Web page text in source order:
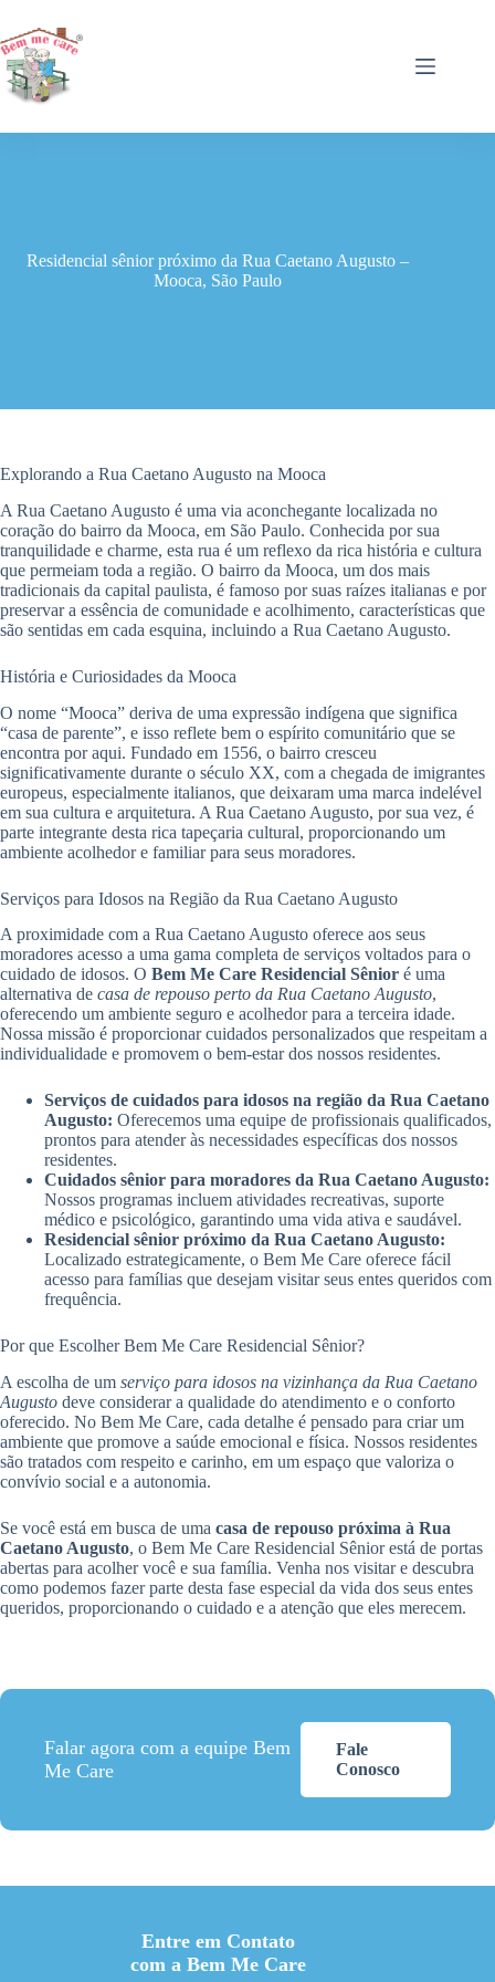
para
o
conteúdo
Residencial sênior próximo da Rua Caetano Augusto –
Mooca, São Paulo
Explorando a Rua Caetano Augusto na Mooca
A Rua Caetano Augusto é uma via aconchegante localizada no
coração do bairro da Mooca, em São Paulo. Conhecida por sua
tranquilidade e charme, esta rua é um reflexo da rica história e cultura
que permeiam toda a região. O bairro da Mooca, um dos mais
tradicionais da capital paulista, é famoso por suas raízes italianas e por
preservar a essência de comunidade e acolhimento, características que
são sentidas em cada esquina, incluindo a Rua Caetano Augusto.
História e Curiosidades da Mooca
O nome “Mooca” deriva de uma expressão indígena que significa
“casa de parente”, e isso reflete bem o espírito comunitário que se
encontra por aqui. Fundado em 1556, o bairro cresceu
significativamente durante o século XX, com a chegada de imigrantes
europeus, especialmente italianos, que deixaram uma marca indelével
em sua cultura e arquitetura. A Rua Caetano Augusto, por sua vez, é
parte integrante desta rica tapeçaria cultural, proporcionando um
ambiente acolhedor e familiar para seus moradores.
Serviços para Idosos na Região da Rua Caetano Augusto
A proximidade com a Rua Caetano Augusto oferece aos seus
moradores acesso a uma gama completa de serviços voltados para o
cuidado de idosos. O Bem Me Care Residencial Sênior é uma
alternativa de casa de repouso perto da Rua Caetano Augusto,
oferecendo um ambiente seguro e acolhedor para a terceira idade.
Nossa missão é proporcionar cuidados personalizados que respeitam a
individualidade e promovem o bem-estar dos nossos residentes.
Serviços de cuidados para idosos na região da Rua Caetano
Augusto: Oferecemos uma equipe de profissionais qualificados,
prontos para atender às necessidades específicas dos nossos
residentes.
Cuidados sênior para moradores da Rua Caetano Augusto:
Nossos programas incluem atividades recreativas, suporte
médico e psicológico, garantindo uma vida ativa e saudável.
Residencial sênior próximo da Rua Caetano Augusto:
Localizado estrategicamente, o Bem Me Care oferece fácil
acesso para famílias que desejam visitar seus entes queridos com
frequência.
Por que Escolher Bem Me Care Residencial Sênior?
A escolha de um serviço para idosos na vizinhança da Rua Caetano
Augusto deve considerar a qualidade do atendimento e o conforto
oferecido. No Bem Me Care, cada detalhe é pensado para criar um
ambiente que promove a saúde emocional e física. Nossos residentes
são tratados com respeito e carinho, em um espaço que valoriza o
convívio social e a autonomia.
Se você está em busca de uma casa de repouso próxima à Rua
Caetano Augusto, o Bem Me Care Residencial Sênior está de portas
abertas para acolher você e sua família. Venha nos visitar e descubra
como podemos fazer parte desta fase especial da vida dos seus entes
queridos, proporcionando o cuidado e a atenção que eles merecem.
Falar agora com a equipe Bem
Me Care
Fale
Conosco
Entre em Contato
com a Bem Me Care